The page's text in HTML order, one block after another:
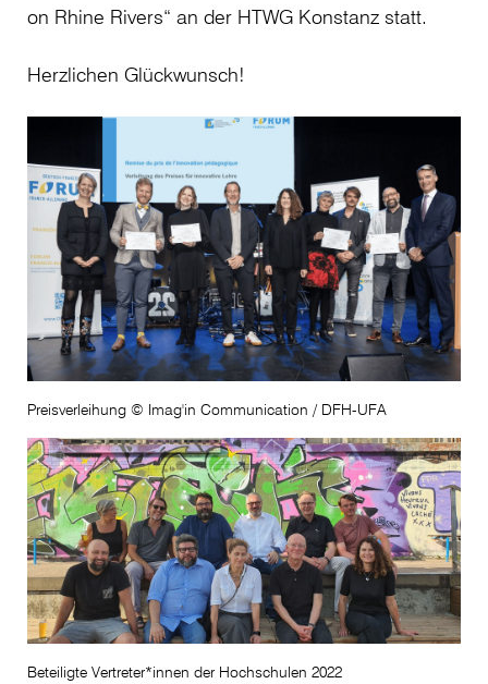
on Rhine Rivers“ an der HTWG Konstanz statt.
Herzlichen Glückwunsch!
Preisverleihung © Imag'in Communication / DFH-UFA
Beteiligte Vertreter*innen der Hochschulen 2022